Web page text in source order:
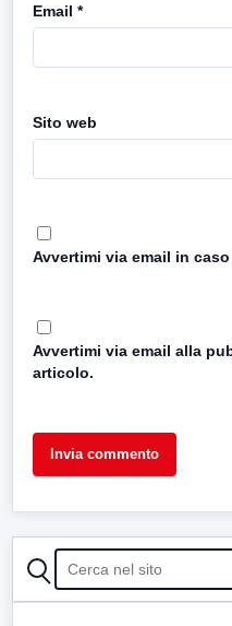
Email *
Sito web
Avvertimi via email in
Avvertimi via email alla
articolo.
CERCA